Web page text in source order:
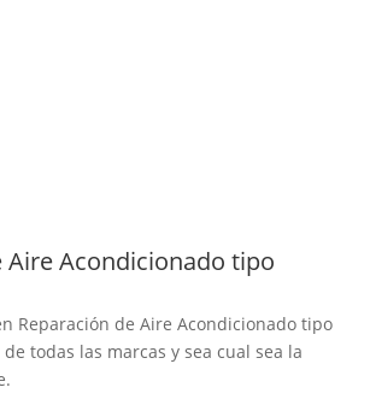
Aire Acondicionado tipo
Reparación de Aire Acondicionado tipo
todas las marcas y sea cual sea la